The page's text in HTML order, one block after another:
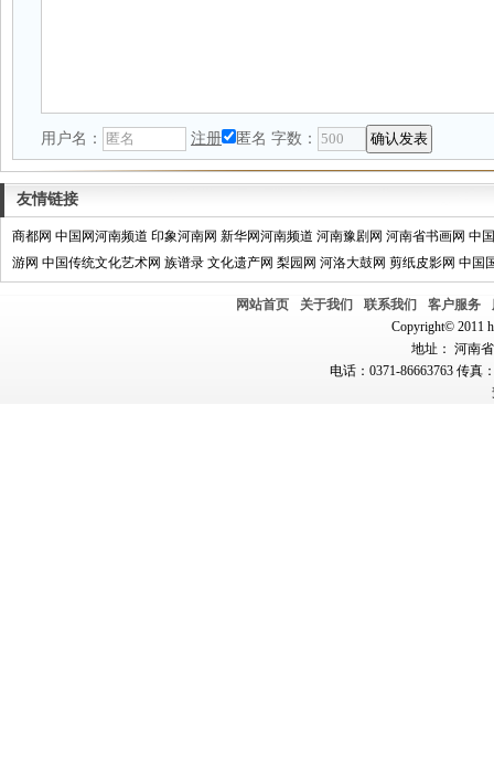
用户名： 注册 匿名 字数：
友情链接
商都网 中国网河南频道 印象河南网 新华网河南频道 河南豫剧网 河南省书画网 中
游网 中国传统文化艺术网 族谱录 文化遗产网 梨园网 河洛大鼓网 剪纸皮影网 中国
网站首页 关于我们 联系我们 客户服务
Copyright© 2011
地址： 河南
电话：0371-86663763 传真